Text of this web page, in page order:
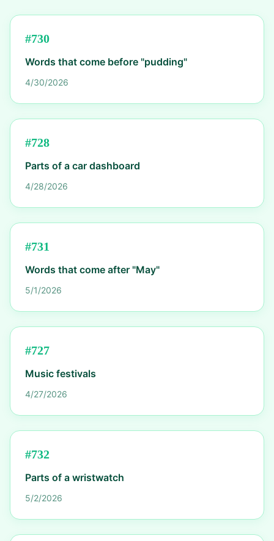
#730
Words that come before "pudding"
4/30/2026
#728
Parts of a car dashboard
4/28/2026
#731
Words that come after "May"
5/1/2026
#727
Music festivals
4/27/2026
#732
Parts of a wristwatch
5/2/2026